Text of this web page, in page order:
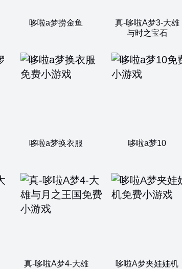
哆啦a梦捞金鱼
真-哆啦A梦3-大雄
与时之宝石
哆啦a梦换衣服 哆啦a梦10
真-哆啦A梦4-大雄
哆啦A梦夹娃娃机